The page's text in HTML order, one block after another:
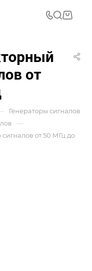
от
Генераторы сигналов
—
от 50 МГц до